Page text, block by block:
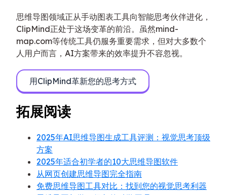
思维导图领域正从手动图表工具向智能思考伙伴进化，
ClipMind正处于这场变革的前沿。虽然mind-
map.com等传统工具仍服务重要需求，但对大多数个
人用户而言，AI方案带来的效率提升不容忽视。
用ClipMind革新您的思考方式
拓展阅读
2025年AI思维导图生成工具评测：视觉思考顶级
方案
2025年适合初学者的10大思维导图软件
从网页创建思维导图完全指南
免费思维导图工具对比：找到您的视觉思考利器